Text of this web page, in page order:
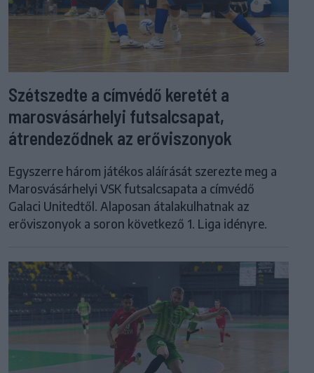
Szétszedte a címvédő keretét a
marosvásárhelyi futsalcsapat,
átrendeződnek az erőviszonyok
Egyszerre három játékos aláírását szerezte meg a
Marosvásárhelyi VSK futsalcsapata a címvédő
Galaci Unitedtől. Alaposan átalakulhatnak az
erőviszonyok a soron következő 1. Liga idényre.